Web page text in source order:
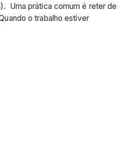
Uma prática comum é reter de
o trabalho estiver